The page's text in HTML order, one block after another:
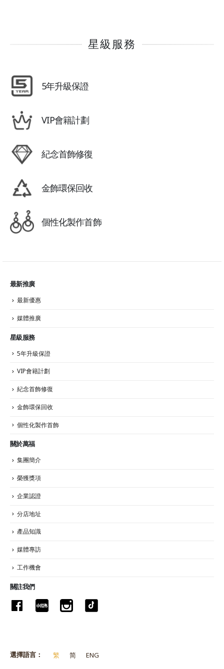
星級服務
5年升級保證
VIP會籍計劃
紀念首飾修復
金飾環保回收
個性化製作首飾
最新推廣
最新優惠
媒體推廣
星級服務
5年升級保證
VIP會籍計劃
紀念首飾修復
金飾環保回收
個性化製作首飾
關於萬福
集團簡介
榮獲獎項
企業認證
分店地址
產品知識
媒體專訪
工作機會
關註我們
選擇語言： 繁 简 ENG